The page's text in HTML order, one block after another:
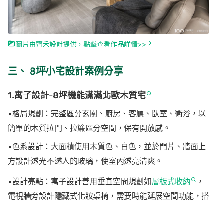
圖片由齊禾設計提供，點擊查看作品詳情>>
三、 8坪小宅設計案例分享
1.寓子設計-8坪機能滿滿北歐木質宅
•格局規劃：完整區分玄關、廚房、客廳、臥室、衛浴，以
簡單的木質拉門、拉簾區分空間，保有開放感。
•色系設計：大面積使用木質色、白色，並於門片、牆面上
方設計透光不透人的玻璃，使室內透亮清爽。
•設計亮點：寓子設計善用垂直空間規劃如層板式收納
，
電視牆旁設計隱藏式化妝桌椅，需要時能延展空間功能，搭